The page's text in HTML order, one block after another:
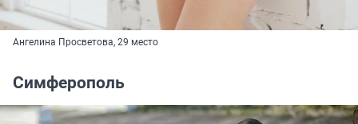
Ангелина Просветова, 29 место
Симферополь